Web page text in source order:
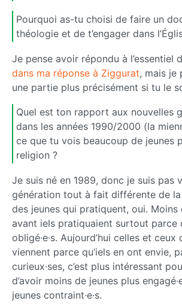
Pourquoi as-tu choisi de faire un
théologie et de t’engager dans
Je pense avoir répondu à l’essentiel
dans ma réponse à Ziggurat, mais je
une partie plus précisément si tu le
Quel est ton rapport aux nouvelles
dans les années 1990/2000 (la
ce que tu vois beaucoup de jeunes
religion ?
Je suis né en 1989, donc je suis pas
génération tout à fait différente de la
des jeunes qui pratiquent, oui. Moins
avant iels pratiquaient surtout parce
obligé·e·s. Aujourd’hui celles et ceux
viennent parce qu’iels en ont envie,
curieux·ses, c’est plus intéressant
d’avoir moins de jeunes plus
jeunes contraint·e·s.